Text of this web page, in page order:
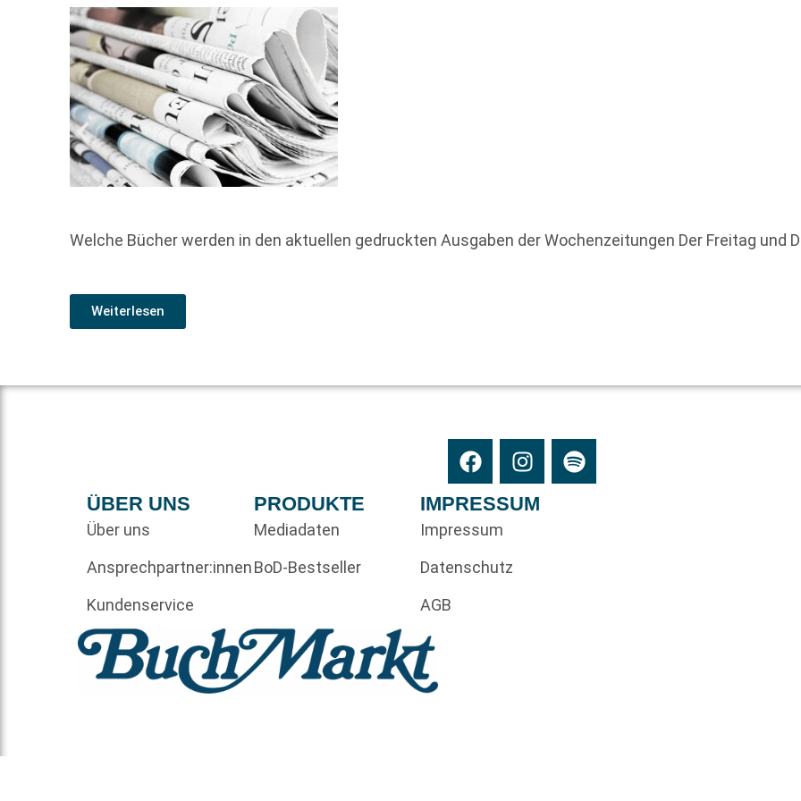
Welche Bücher werden in den aktuellen gedruckten Ausgaben der Wochenzeitungen Der Freitag und
Weiterlesen
ÜBER UNS
Über uns
Ansprechpartner:innen
Kundenservice
PRODUKTE
Mediadaten
BoD-Bestseller
IMPRESSUM
Impressum
Datenschutz
AGB